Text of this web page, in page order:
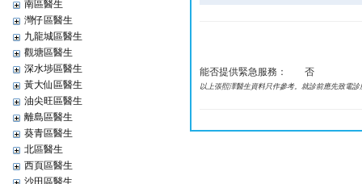
南區醫生
灣仔區醫生
九龍城區醫生
觀塘區醫生
深水埗區醫生
黃大仙區醫生
油尖旺區醫生
離島區醫生
葵青區醫生
北區醫生
西頁區醫生
沙田區醫生
能否提供緊急服務： 否
以上張熙澤醫生資料只作參考。就診前應先致電